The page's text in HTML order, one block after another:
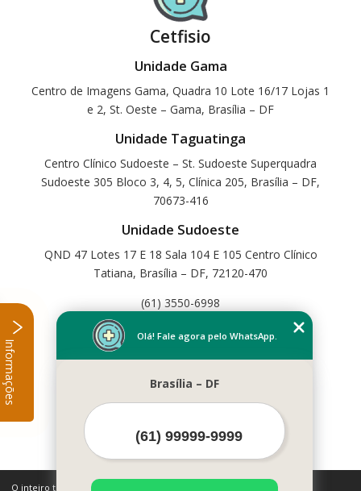
Cetfisio
Unidade Gama
Centro de Imagens Gama, Quadra 10 Lote 16/17 Lojas 1
e 2, St. Oeste – Gama, Brasília – DF
Unidade Taguatinga
Centro Clínico Sudoeste – St. Sudoeste Superquadra
Sudoeste 305 Bloco 3, 4, 5, Clínica 205, Brasília – DF,
70673-416
Unidade Sudoeste
QND 47 Lotes 17 E 18 Sala 104 E 105 Centro Clínico
Tatiana, Brasília – DF, 72120-470
(61) 3550-6998
Home
Serviços
Contato
Mais Serviços
O inteiro teor deste site está sujeito à proteção de direitos autorais.
Olá! Fale agora pelo WhatsApp.
Brasília – DF
Informações